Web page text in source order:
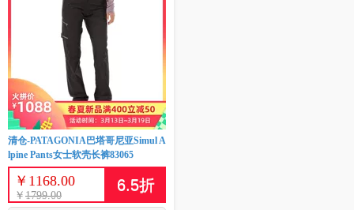
清仓-PATAGONIA巴塔哥尼亚Simul A
lpine Pants女士软壳长裤83065
￥ 1168.00
￥ 1799.00
6.5折